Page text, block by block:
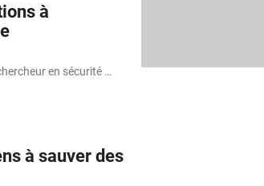
à
en sécurité …
à sauver des